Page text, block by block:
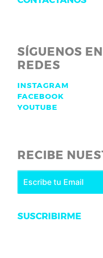
SÍGUENOS
REDES
INSTAGRAM
FACEBOOK
YOUTUBE
RECIBE
SUSCRIBIRME